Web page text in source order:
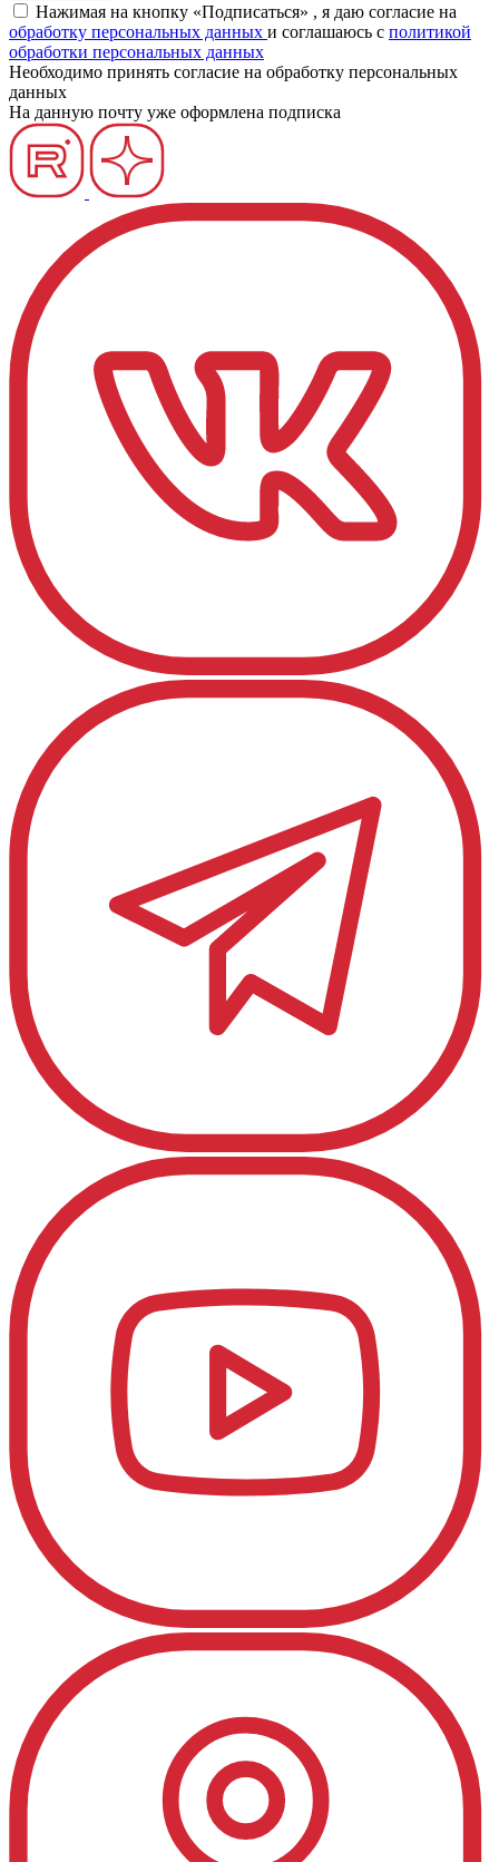
Нажимая на кнопку «Подписаться» , я даю согласие на
обработку персональных данных и соглашаюсь c политикой
обработки персональных данных
Необходимо принять согласие на обработку персональных
данных
На данную почту уже оформлена подписка